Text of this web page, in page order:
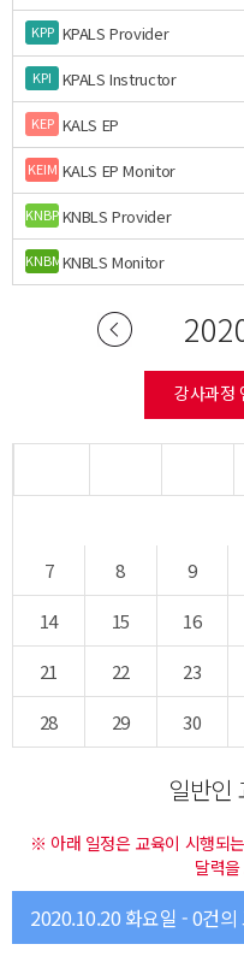
KPP KPALS Provider
KPI KPALS Instructor
KEP KALS EP
KEIM KALS EP Monitor
KNBPKNBLS Provider
KNBMKNBLS Monitor
강사과정
7
8 9
14
15 16
21 22 23
28
29 30
일반인
※ 아래 일정은 교육이 시행되
달력
2020.10.20 화요일 - 0건